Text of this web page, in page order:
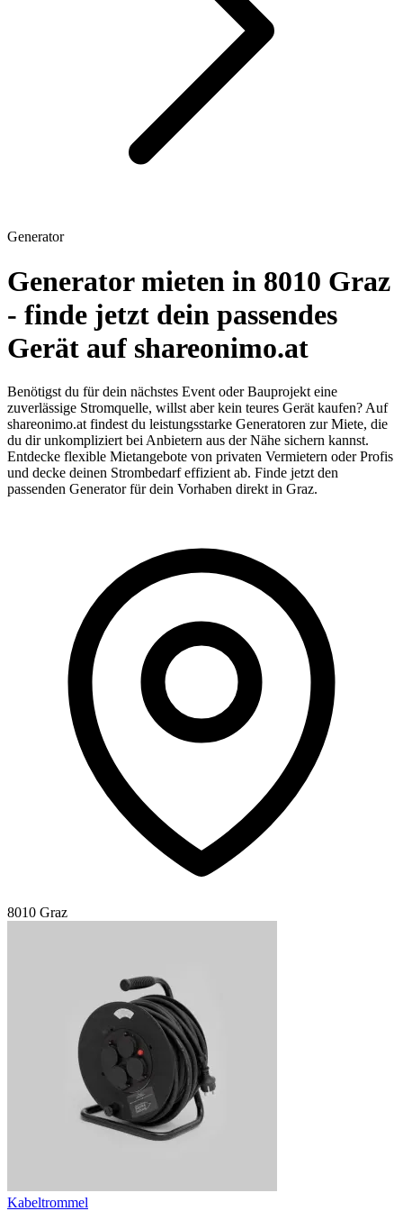
Generator
Generator mieten in 8010 Graz
- finde jetzt dein passendes
Gerät auf shareonimo.at
Benötigst du für dein nächstes Event oder Bauprojekt eine
zuverlässige Stromquelle, willst aber kein teures Gerät kaufen? Auf
shareonimo.at findest du leistungsstarke Generatoren zur Miete, die
du dir unkompliziert bei Anbietern aus der Nähe sichern kannst.
Entdecke flexible Mietangebote von privaten Vermietern oder Profis
und decke deinen Strombedarf effizient ab. Finde jetzt den
passenden Generator für dein Vorhaben direkt in Graz.
8010 Graz
Kabeltrommel